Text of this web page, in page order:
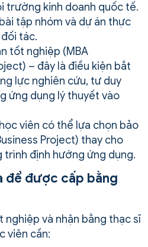
trường kinh doanh quốc tế.
tập nhóm và dự án thực
tác.
tốt nghiệp (MBA
– đây là điều kiện bắt
lực nghiên cứu, tư duy
ứng dụng lý thuyết vào
viên có thể lựa chọn bảo
Project) thay cho
trình định hướng ứng dụng.
để được cấp bằng
và nhận bằng thạc sĩ
viên cần: